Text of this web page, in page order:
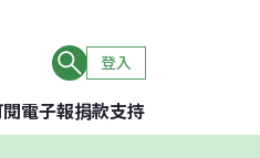
登入
電子報捐款支持